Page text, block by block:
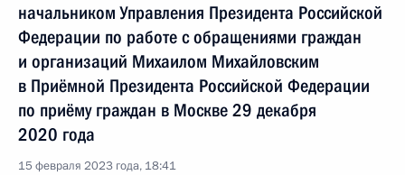
начальником Управления Президента Российской
Федерации по работе с обращениями граждан
и организаций Михаилом Михайловским
в Приёмной Президента Российской Федерации
по приёму граждан в Москве 29 декабря
2020 года
15 февраля 2023 года, 18:41